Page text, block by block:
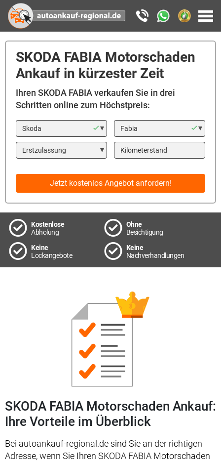
SKODA FABIA Motorschaden
Ankauf in kürzester Zeit
Ihren SKODA FABIA verkaufen Sie in drei
Schritten online zum Höchstpreis:
Marke Modell
Year Kilometerstand
Jetzt kostenlos Angebot anfordern!
Kostenlose
Abholung
Ohne
Besichtigung
Keine
Lockangebote
Keine
Nachverhandlungen
SKODA FABIA Motorschaden Ankauf:
Ihre Vorteile im Überblick
Bei autoankauf-regional.de sind Sie an der richtigen
Adresse, wenn Sie Ihren SKODA FABIA Motorschaden